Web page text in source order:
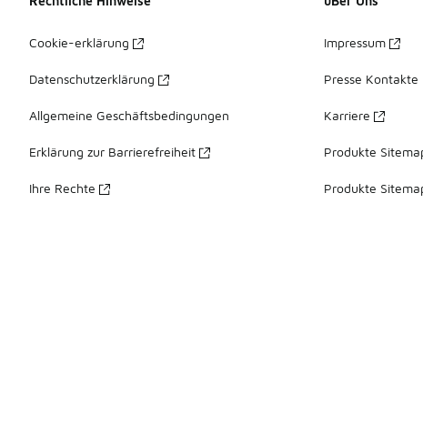
Cookie-erklärung
Datenschutzerklärung
Allgemeine Geschäftsbedingungen
Erklärung zur Barrierefreiheit
Ihre Rechte
Impressum
Presse Kontakte
Karriere
Produkte
Produkte